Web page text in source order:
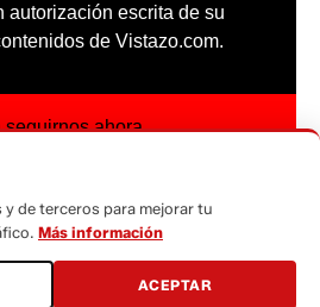
autorización escrita de su
de Vistazo.com.
seguirnos ahora
a:
de terceros para mejorar tu
Más información
ACEPTAR